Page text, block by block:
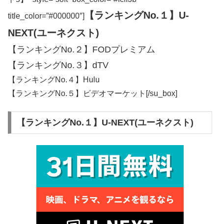
title_color=”#000000″]
【ランキングNo.１】U-
NEXT(ユーネクスト)
【ランキングNo.２】FODプレミアム
【ランキングNo.３】dTV
【ランキングNo.４】Hulu
【ランキングNo.５】ビデオマーケット[/su_box]
【ランキングNo.１】U-NEXT(ユーネクスト)